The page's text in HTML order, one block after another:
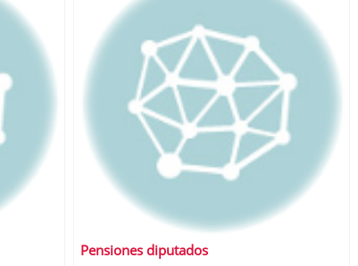
Pensiones diputados